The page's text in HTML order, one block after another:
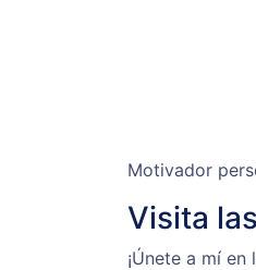
Motivador
Visita
¡Únete a mí